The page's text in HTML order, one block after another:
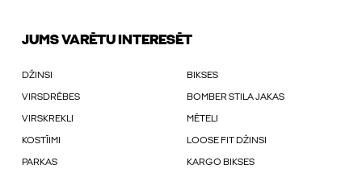
JUMS VARĒTU INTERESĒT
DŽINSI BIKSES
VIRSDRĒBES BOMBER STILA JAKAS
VIRSKREKLI MĒTELI
KOSTĪIMI LOOSE FIT DŽINSI
PARKAS KARGO BIKSES